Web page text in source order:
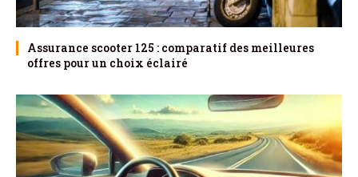
Assurance scooter 125 : comparatif des meilleures
offres pour un choix éclairé